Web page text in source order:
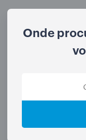
Onde